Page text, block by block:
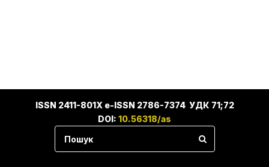
ISSN 2411-801X e-ISSN 2786-7374 УДК 71;72
DOI: 10.56318/as